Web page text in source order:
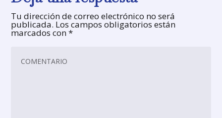
Tu dirección de correo electrónico no será
publicada. Los campos obligatorios están
marcados con*